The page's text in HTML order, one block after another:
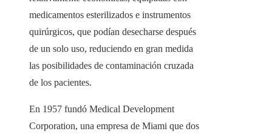
medicamentos esterilizados e instrumentos
quirúrgicos, que podían desecharse después
de un solo uso, reduciendo en gran medida
las posibilidades de contaminación cruzada
de los pacientes.
En 1957 fundó Medical Development
Corporation, una empresa de Miami que dos